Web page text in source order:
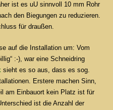
ist es uU sinnvoll 10 mm Rohr
den Biegungen zu reduzieren.
für draußen.
auf die Installation um: Vom
:-), war eine Schneidring
sieht es so aus, dass es sog.
Erstere machen Sinn,
am Einbauort kein Platz ist für
ist die Anzahl der